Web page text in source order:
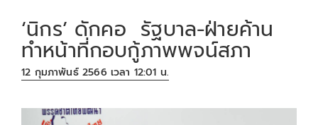
‘นิกร’ ดักคอ รัฐบาล-ฝ่ายค้าน
ทำหน้าที่กอบกู้ภาพพจน์สภา
12 กุมภาพันธ์ 2566 เวลา 12:01 น.